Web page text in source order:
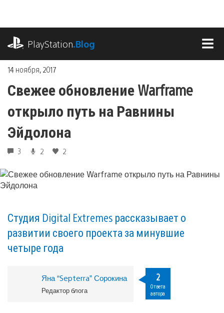
содержимому
PlayStation.Blog
14 ноября, 2017
Свежее обновление Warframe
открыло путь на Равнины
Эйдолона
3 2 2
Студия Digital Extremes рассказывает о
развитии своего проекта за минувшие
четыре года
Яна “Septerra” Сорокина
Редактор блога
2
Ответа
автора